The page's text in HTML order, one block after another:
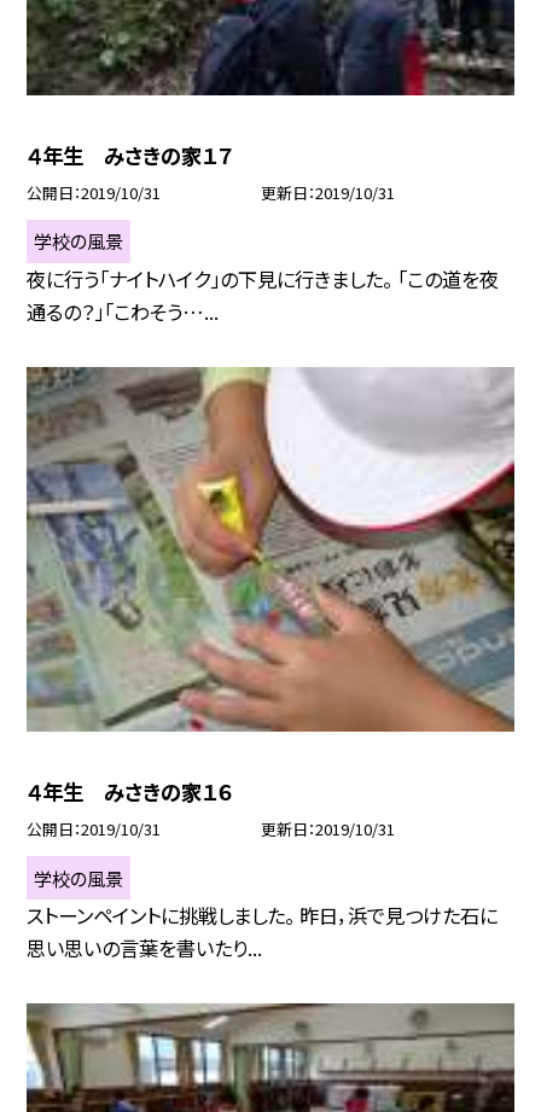
４年生 みさきの家１７
公開日 2019/10/31 更新日 2019/10/31
学校の風景
夜に行う「ナイトハイク」の下見に行きました。 「この道を夜
通るの？」「こわそう…...
４年生 みさきの家１６
公開日 2019/10/31 更新日 2019/10/31
学校の風景
ストーンペイントに挑戦しました。 昨日，浜で見つけた石に
思い思いの言葉を書いたり...